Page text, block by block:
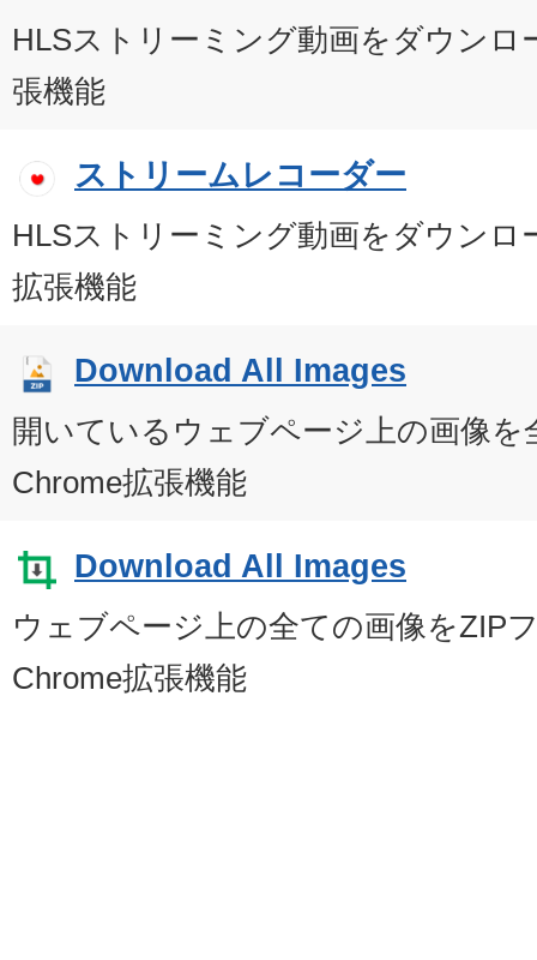
HLSストリーミング動画をダウンロ
張機能
ストリームレコーダー
HLSストリーミング動画をダウンロ
拡張機能
Download All Images
開いているウェブページ上の画像を
Chrome拡張機能
Download All Images
ウェブページ上の全ての画像をZIP
Chrome拡張機能